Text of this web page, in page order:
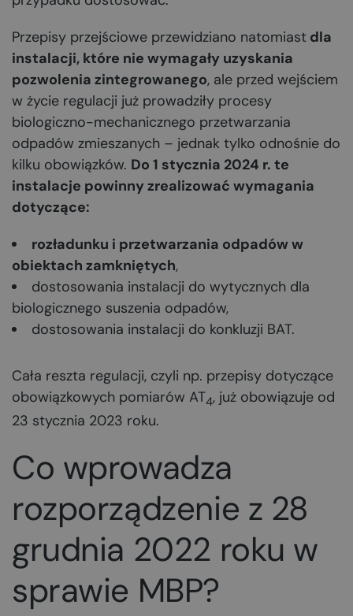
Przepisy przejściowe przewidziano natomiast dla
instalacji, które nie wymagały uzyskania
pozwolenia zintegrowanego, ale przed wejściem
w życie regulacji już prowadziły procesy
biologiczno-mechanicznego przetwarzania
odpadów zmieszanych – jednak tylko odnośnie do
kilku obowiązków. Do 1 stycznia 2024 r. te
instalacje powinny zrealizować wymagania
dotyczące:
rozładunku i przetwarzania odpadów w
obiektach zamkniętych,
dostosowania instalacji do wytycznych dla
biologicznego suszenia odpadów,
dostosowania instalacji do konkluzji BAT.
Cała reszta regulacji, czyli np. przepisy dotyczące
obowiązkowych pomiarów AT4, już obowiązuje od
23 stycznia 2023 roku.
Co wprowadza
rozporządzenie z 28
grudnia 2022 roku w
sprawie MBP?